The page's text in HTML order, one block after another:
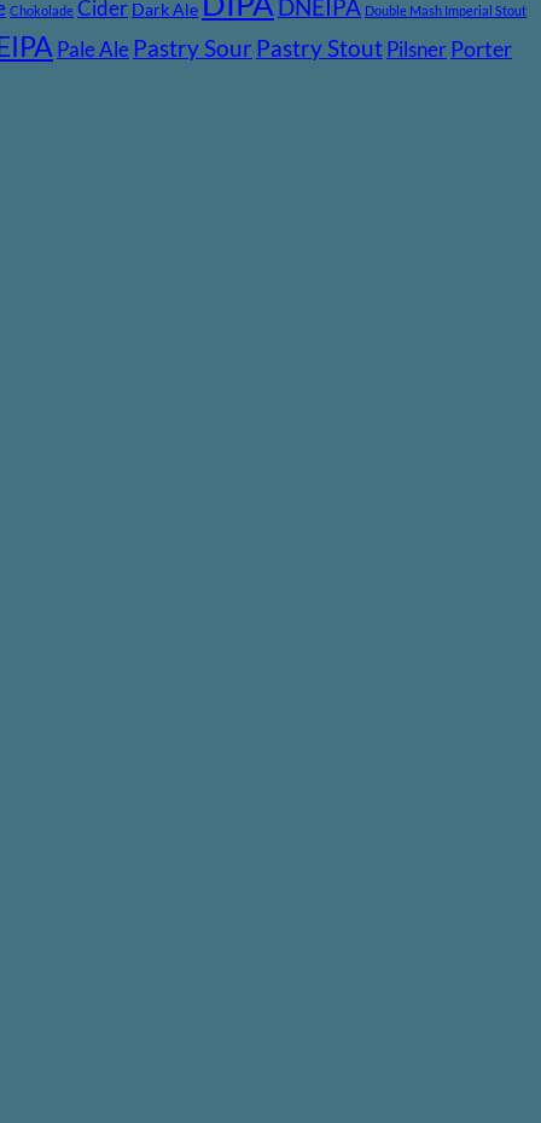
Chokolade Cider Dark Ale DNEIPA Double Mash Imperial Stout
Pale Ale Pastry Sour Pastry StoutPilsnerPorter